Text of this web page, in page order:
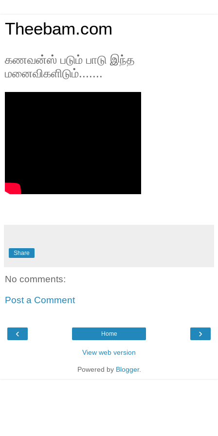
Theebam.com
கணவன்ஸ் படும் பாடு இந்த
மனைவிகளிடும்.......
Share
No comments:
Post a Comment
‹ ›
Home
View web version
Powered by Blogger.